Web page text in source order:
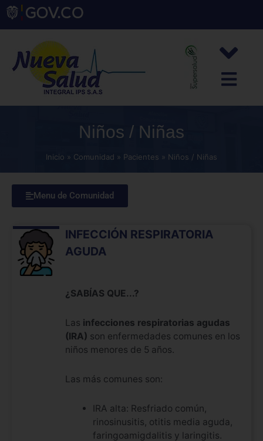
Niños / Niñas
Inicio Comunidad Pacientes Niños / Niñas
Menu de Comunidad
INFECCIÓN RESPIRATORIA
AGUDA
¿SABÍAS QUE...?
Las infecciones respiratorias agudas
(IRA) son enfermedades comunes en los
niños menores de 5 años.
Las más comunes son:
IRA alta: Resfriado común,
rinosinusitis, otitis media aguda,
faringoamigdalitis y laringitis.